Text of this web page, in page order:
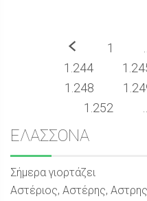
Προηγούμενο
1
1.244
1.248
1.252
Sidebar
ΕΛΑΣΣΟΝΑ
Σήμερα γιορτάζει
Αστέριος, Αστέρης,